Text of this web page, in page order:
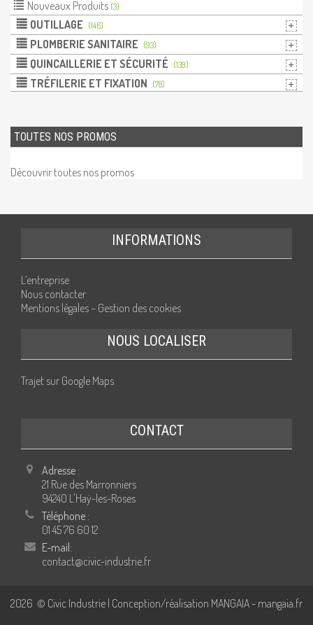
Nouveaux Produits (3)
OUTILLAGE (146)
PLOMBERIE SANITAIRE (93)
QUINCAILLERIE ET SÉCURITÉ (139)
TRÉFILERIE ET FIXATION (78)
TOUTES NOS PROMOS
Découvrir toutes nos promos
INFORMATIONS
L’entreprise
Nous contacter
Mentions légales – Gestion des cookies
NOUS LOCALISER
Trajet sur Google Maps
CONTACT
Adresse :
21 Rue des Marronniers
94240 L'Haÿ-les-Roses
Téléphone :
01 45 76 60 12
E-mail:
contact@civic-industrie.fr
2026 © Civic Industrie | Conception/réalisation MANGAIA - mangaia.fr